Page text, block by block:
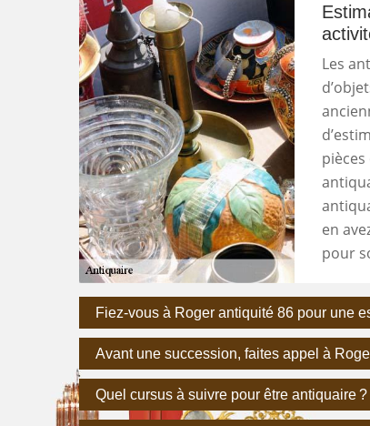
Les
en
pour
Fiez-vous à Roger antiquité 86 pour une
Avant une succession, faites appel à
Quel cursus à suivre pour être antiquaire ?